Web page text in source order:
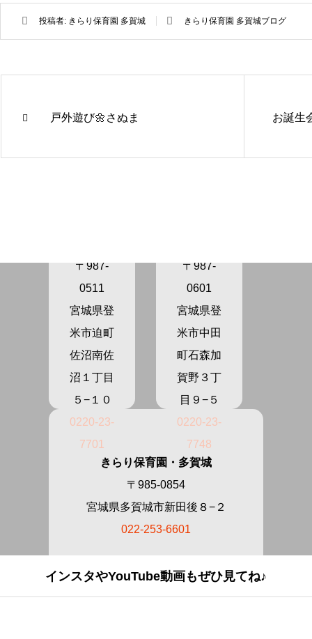
投稿者: きらり保育園 多賀城 きらり保育園 多賀城ブログ
戸外遊び🌼さぬま お誕生
〒987-
0511
宮城県登
米市迫町
佐沼南佐
沼１丁目
５−１０
0220-23-
7701
〒987-
0601
宮城県登
米市中田
町石森加
賀野３丁
目９−５
0220-23-
7748
きらり保育園・多賀城
〒985-0854
宮城県多賀城市新田後８−２
022-253-6601
インスタやYouTube動画もぜひ見てね♪